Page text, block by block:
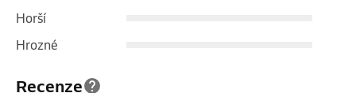
Recenze
Horší
Hrozné